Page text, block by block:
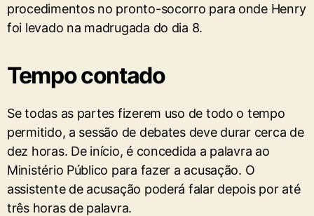
procedimentos no pronto-socorro para onde Henry
foi levado na madrugada do dia 8.
Tempo contado
Se todas as partes fizerem uso de todo o tempo
permitido, a sessão de debates deve durar cerca de
dez horas. De início, é concedida a palavra ao
Ministério Público para fazer a acusação. O
assistente de acusação poderá falar depois por até
três horas de palavra.